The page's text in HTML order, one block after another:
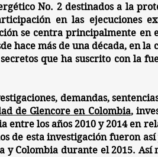
No. 2 destinados a la
en las ejecuciones
se centra principalmente en
hace más de una década, en
que ha suscrito con la
demandas,
de Glencore en Colombia,
entre los años 2010 y 2014 en
de esta investigación fueron
y Colombia durante el 2015.